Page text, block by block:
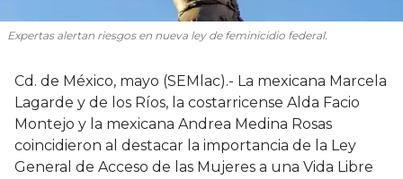
Expertas alertan riesgos en nueva ley de feminicidio federal.
Cd. de México, mayo (SEMlac).- La mexicana Marcela
Lagarde y de los Ríos, la costarricense Alda Facio
Montejo y la mexicana Andrea Medina Rosas
coincidieron al destacar la importancia de la Ley
General de Acceso de las Mujeres a una Vida Libre